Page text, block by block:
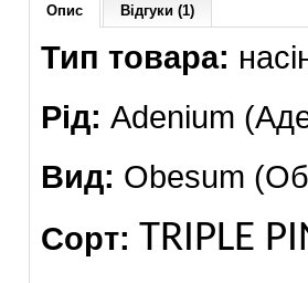
Опис Відгуки (1)
Тип товара:
Рід: Adenium
Вид: Obesum
Сорт: TRIPLE